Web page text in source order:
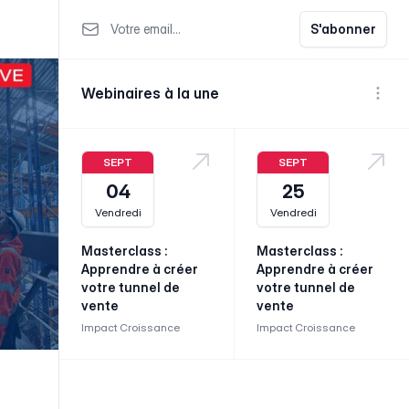
Votre email S'abonner
Webinaires à la une
Voir
SEPT
04
Vendredi
Masterclass :
Apprendre à créer
votre tunnel de
vente
Impact Croissance
SEPT
25
Vendredi
Masterclass :
Apprendre à créer
votre tunnel de
vente
Impact Croissance